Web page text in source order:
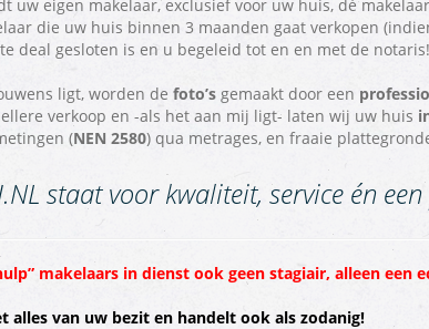
uw eigen makelaar, exclusief voor uw huis, dé
die uw huis binnen 3 maanden gaat verkopen
deal gesloten is en u begeleid tot en en met de notaris!
ligt, worden de foto’s gemaakt door een
verkoop en -als het aan mij ligt- laten wij uw huis
(NEN 2580) qua metrages, en fraaie
staat voor kwaliteit, service én
makelaars in dienst ook geen stagiair, alleen een
alles van uw bezit en handelt ook als zodanig!